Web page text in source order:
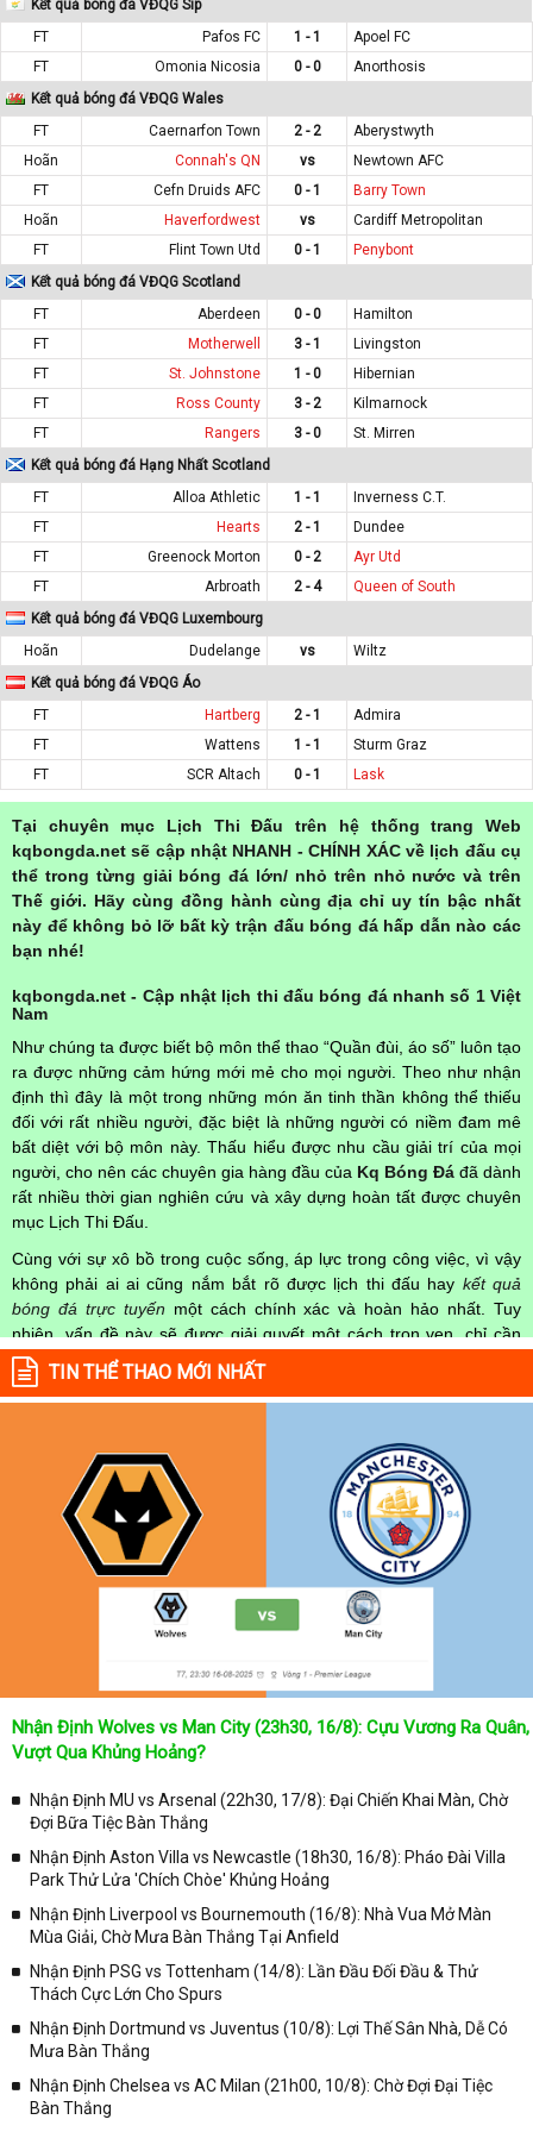
Kết quả bóng đá VĐQG Síp
FT
Pafos FC 1 - 1
Apoel FC
FT
Omonia Nicosia 0 - 0
Anorthosis
Kết quả bóng đá VĐQG Wales
FT
Caernarfon Town 2 - 2
Aberystwyth
Hoãn
Connah's QN vs
Newtown AFC
FT
Cefn Druids AFC 0 - 1
Barry Town
Hoãn
Haverfordwest vs
Cardiff Metropolitan
FT
Flint Town Utd 0 - 1
Penybont
Kết quả bóng đá VĐQG Scotland
FT
Aberdeen 0 - 0
Hamilton
FT
Motherwell 3 - 1
Livingston
FT
St. Johnstone 1 - 0
Hibernian
FT
Ross County 3 - 2
Kilmarnock
FT
Rangers 3 - 0
St. Mirren
Kết quả bóng đá Hạng Nhất Scotland
FT
Alloa Athletic 1 - 1
Inverness C.T.
FT
Hearts 2 - 1
Dundee
FT
Greenock Morton 0 - 2
Ayr Utd
FT
Arbroath 2 - 4
Queen of South
Kết quả bóng đá VĐQG Luxembourg
Hoãn
Dudelange vs
Wiltz
Kết quả bóng đá VĐQG Áo
FT
Hartberg 2 - 1
Admira
FT
Wattens 1 - 1
Sturm Graz
FT
SCR Altach 0 - 1 Lask
Tại chuyên mục Lịch Thi Đấu trên hệ thống trang Web
kqbongda.net sẽ cập nhật NHANH - CHÍNH XÁC về lịch đấu cụ
thể trong từng giải bóng đá lớn/ nhỏ trên nhỏ nước và trên
Thế giới. Hãy cùng đồng hành cùng địa chỉ uy tín bậc nhất
này để không bỏ lỡ bất kỳ trận đấu bóng đá hấp dẫn nào các
bạn nhé!
kqbongda.net - Cập nhật lịch thi đấu bóng đá nhanh số 1 Việt
Nam
Như chúng ta được biết bộ môn thể thao “Quần đùi, áo số” luôn tạo
ra được những cảm hứng mới mẻ cho mọi người. Theo như nhận
định thì đây là một trong những món ăn tinh thần không thể thiếu
đối với rất nhiều người, đặc biệt là những người có niềm đam mê
bất diệt với bộ môn này. Thấu hiểu được nhu cầu giải trí của mọi
người, cho nên các chuyên gia hàng đầu của Kq Bóng Đá đã dành
rất nhiều thời gian nghiên cứu và xây dựng hoàn tất được chuyên
mục Lịch Thi Đấu.
Cùng với sự xô bồ trong cuộc sống, áp lực trong công việc, vì vậy
không phải ai ai cũng nắm bắt rõ được lịch thi đấu hay kết quả
bóng đá trực tuyến một cách chính xác và hoàn hảo nhất. Tuy
nhiên, vấn đề này sẽ được giải quyết một cách trọn vẹn, chỉ cần
truy cập vào chuyên mục
Lịch Thi Đấu
mọi người hoàn toàn nắm rõ được chính xác về thời gian các trận
đấu bóng đá Việt Nam hay trên Thế giới diễn ra trong thời gian sắp
cả 2 đội tuyển bóng đá đang đạt được.
Không chỉ dừng lại ở đó, những người hâm mộ bóng đá có thể cập
nhật được chính xác về lịch phát sóng bóng đá được tường thuật
trực tiếp ở trên những kênh truyền hình thể thao lớn nhất hiện nay
như: VTV3, K+, SCTV, Thể thao TV,... Nếu như bạn không muốn
bỏ lỡ bất kỳ một trận đấu bóng đá nào trong từng mùa giải, hãy
thường xuyên vào chuyên mụcLịch Thi Đấutại chuyên trang
để cập nhật thông tin chính xác nhất nhé!
Lịch thi đấu được cập nhật chính xác trong toàn bộ các giải
Tại Lịch Thi Đấu của chuyên trang kqbongda.net
sẽ cập nhanh
chóng và chính xác nhất thời gian từng trận đấu bóng đá diễn ra ở
trong từng giải đấu như:
✓ Giải đấu bóng đá Ngoại hạng Anh;
✓ Giải bóng Cúp C1 Châu Âu;
✓ Giải VĐQG Tây Ban Nha;
✓ VĐQG Đức;
✓ VĐQG Pháp;
✓ Liên Đoàn Anh;
TIN THỂ THAO MỚI NHẤT
Nhận Định Wolves vs Man City (23h30, 16/8): Cựu Vương Ra Quân,
Vượt Qua Khủng Hoảng?
Nhận Định MU vs Arsenal (22h30, 17/8): Đại Chiến Khai Màn, Chờ
Đợi Bữa Tiệc Bàn Thắng
Nhận Định Aston Villa vs Newcastle (18h30, 16/8): Pháo Đài Villa
Park Thử Lửa 'Chích Chòe' Khủng Hoảng
Nhận Định Liverpool vs Bournemouth (16/8): Nhà Vua Mở Màn
Mùa Giải, Chờ Mưa Bàn Thắng Tại Anfield
Nhận Định PSG vs Tottenham (14/8): Lần Đầu Đối Đầu & Thử
Thách Cực Lớn Cho Spurs
Nhận Định Dortmund vs Juventus (10/8): Lợi Thế Sân Nhà, Dễ Có
Mưa Bàn Thắng
Nhận Định Chelsea vs AC Milan (21h00, 10/8): Chờ Đợi Đại Tiệc
Bàn Thắng